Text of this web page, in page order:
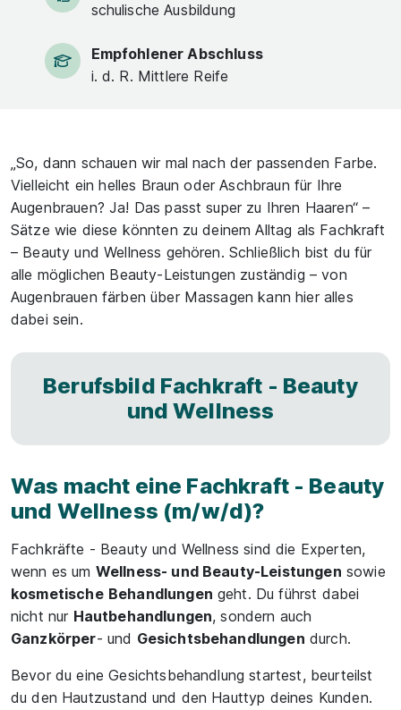
schulische Ausbildung
Empfohlener Abschluss
i. d. R. Mittlere Reife
„So, dann schauen wir mal nach der passenden Farbe.
Vielleicht ein helles Braun oder Aschbraun für Ihre
Augenbrauen? Ja! Das passt super zu Ihren Haaren“ –
Sätze wie diese könnten zu deinem Alltag als Fachkraft
– Beauty und Wellness gehören. Schließlich bist du für
alle möglichen Beauty-Leistungen zuständig – von
Augenbrauen färben über Massagen kann hier alles
dabei sein.
Berufsbild Fachkraft - Beauty
und Wellness
Was macht eine Fachkraft - Beauty
und Wellness (m/w/d)?
Fachkräfte - Beauty und Wellness sind die Experten,
wenn es um Wellness- und Beauty-Leistungen sowie
kosmetische Behandlungen geht. Du führst dabei
nicht nur Hautbehandlungen, sondern auch
Ganzkörper- und Gesichtsbehandlungen durch.
Bevor du eine Gesichtsbehandlung startest, beurteilst
du den Hautzustand und den Hauttyp deines Kunden.